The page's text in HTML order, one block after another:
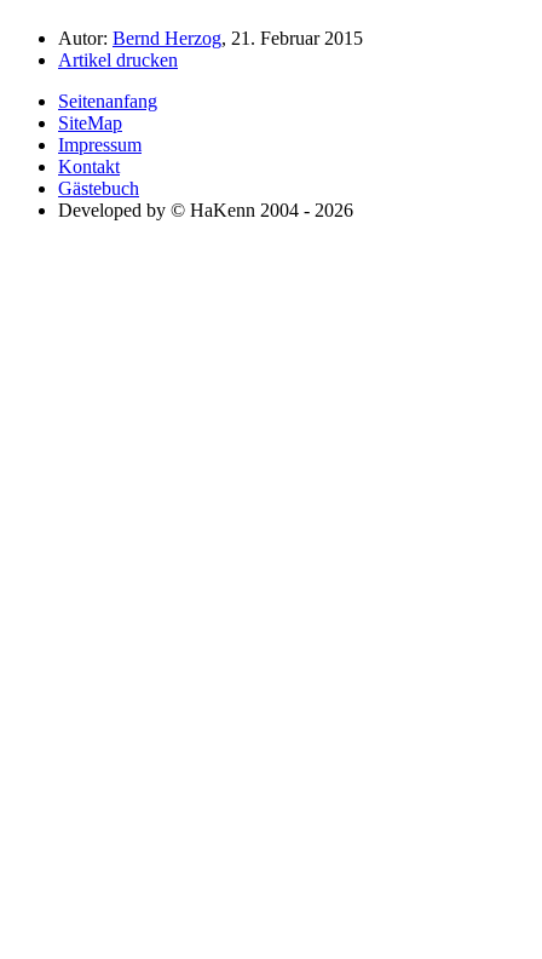
Autor: Bernd Herzog, 21. Februar 2015
Artikel drucken
Seitenanfang
SiteMap
Impressum
Kontakt
Gästebuch
Developed by © HaKenn 2004 - 2026